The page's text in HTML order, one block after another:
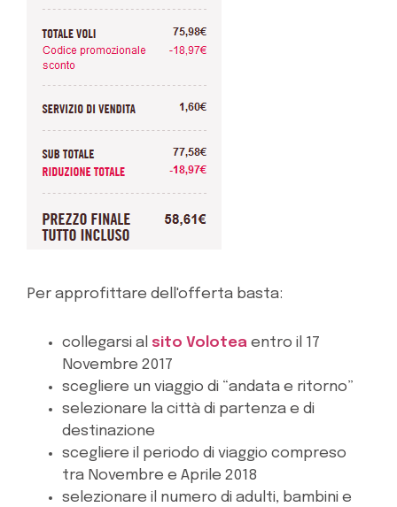
Per approfittare dell'offerta basta:
collegarsi al sito Volotea entro il 17
Novembre 2017
scegliere un viaggio di “andata e ritorno”
selezionare la città di partenza e di
destinazione
scegliere il periodo di viaggio compreso
tra Novembre e Aprile 2018
selezionare il numero di adulti, bambini e